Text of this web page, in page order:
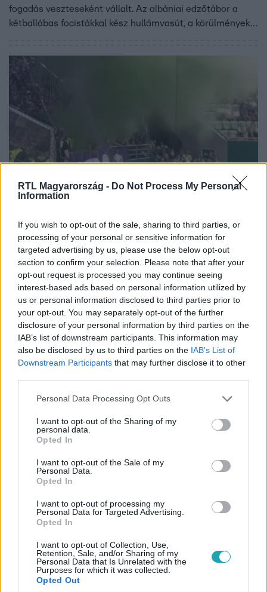
RTL Magyarország - Do Not Process My Personal
Information
If you wish to opt-out of the sale, sharing to third parties, or
processing of your personal or sensitive information for
targeted advertising by us, please use the below opt-out
section to confirm your selection. Please note that after your
opt-out request is processed you may continue seeing
interest-based ads based on personal information utilized by
us or personal information disclosed to third parties prior to
your opt-out. You may separately opt-out of the further
disclosure of your personal information by third parties on the
IAB’s list of downstream participants. This information may
also be disclosed by us to third parties on the IAB’s List of
Downstream Participants that may further disclose it to other
Please note that this website/app uses one or more Google
not limited to your visit or usage behaviour. You may click to
grant or deny consent to Google and its third-party tags to
use your data for below specified purposes in below Google
consent section.
Personal Data Processing Opt Outs
I want to opt-out of the Sharing of my
personal data.
Opted In
I want to opt-out of the Sale of my
Personal Data.
Opted In
I want to opt-out of processing my
Personal Data for Targeted Advertising.
Opted In
I want to opt-out of Collection, Use,
Retention, Sale, and/or Sharing of my
Personal Data that Is Unrelated with the
Purposes for which it was collected.
Opted Out
fogadás veszteseként vállalt. Az albániai edzőtábor a
kétballábas focistákkal kész hullámvasút, a körülmények
Kabát FC egyelőre az albán diáklányokból álló csapat
ellen sem tudott győzni. A szerda esti adásból kiderül,
hogyan folytatódik a felkészülés, hová vitte kirándulni a
focistafeleséget Kabát albán barátja, és hogy miért
kellett kórházba vinni az egyik játékost, Yurit.
Baleset-bűnügy
„Jó heccnek tűnt” – elkapták a rendőrök az Újpest
táborában füstbombát robbantó Fradi-szurkolót
A távirányítós bomba zöld füsttel borította be az Újpest-
szurkolók táborát.
Belföld
Távirányítós, zöld füstbombát robbantottak a
Fradi-szurkolók az Újpest-táborban
Mindezt a látványosan unatkozó rendőr szeme előtt.